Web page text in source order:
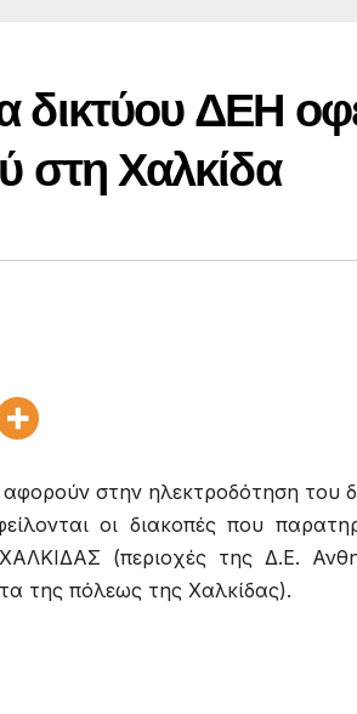
ΔΕΗ
στη Χαλκίδα
στην ηλεκτροδότηση του
οι διακοπές που
(περιοχές της Δ.Ε.
της πόλεως της Χαλκίδας).